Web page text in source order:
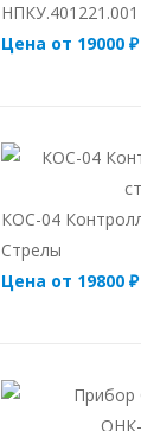
НПКУ.401221.001
Цена от 19000 ₽
КОС-04
Стрелы
Цена от 19800 ₽